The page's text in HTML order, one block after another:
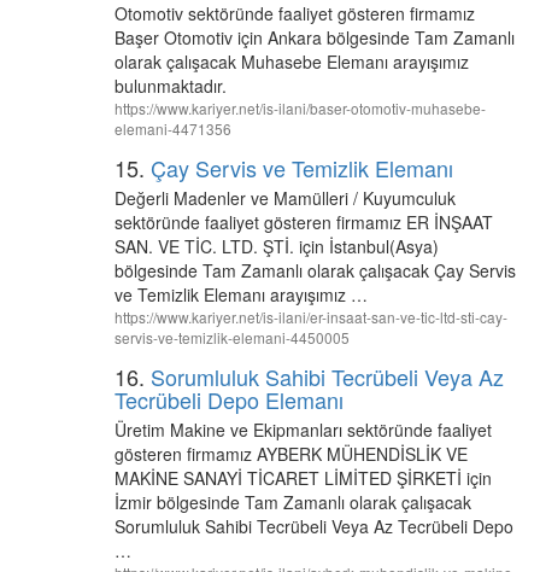
Otomotiv sektöründe faaliyet gösteren firmamız
Başer Otomotiv için Ankara bölgesinde Tam Zamanlı
olarak çalışacak Muhasebe Elemanı arayışımız
bulunmaktadır.
https://www.kariyer.net/is-ilani/baser-otomotiv-muhasebe-
elemani-4471356
15. Çay Servis ve Temizlik Elemanı
Değerli Madenler ve Mamülleri / Kuyumculuk
sektöründe faaliyet gösteren firmamız ER İNŞAAT
SAN. VE TİC. LTD. ŞTİ. için İstanbul(Asya)
bölgesinde Tam Zamanlı olarak çalışacak Çay Servis
ve Temizlik Elemanı arayışımız …
https://www.kariyer.net/is-ilani/er-insaat-san-ve-tic-ltd-sti-cay-
servis-ve-temizlik-elemani-4450005
16. Sorumluluk Sahibi Tecrübeli Veya Az
Tecrübeli Depo Elemanı
Üretim Makine ve Ekipmanları sektöründe faaliyet
gösteren firmamız AYBERK MÜHENDİSLİK VE
MAKİNE SANAYİ TİCARET LİMİTED ŞİRKETİ için
İzmir bölgesinde Tam Zamanlı olarak çalışacak
Sorumluluk Sahibi Tecrübeli Veya Az Tecrübeli Depo
…